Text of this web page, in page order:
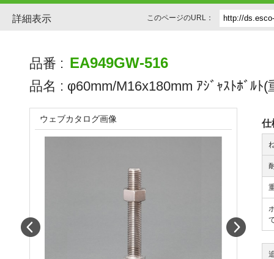
詳細表示 このページのURL：
品番 : EA949GW-516
品名 : φ60mm/M16x180mm ｱｼﾞｬｽﾄﾎﾞﾙﾄ(
仕
ウェブカタログ画像